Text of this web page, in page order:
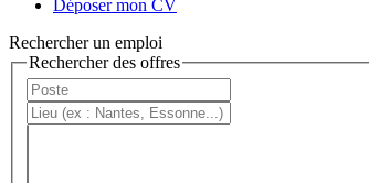
Déposer mon CV
Rechercher un emploi
Rechercher des offres